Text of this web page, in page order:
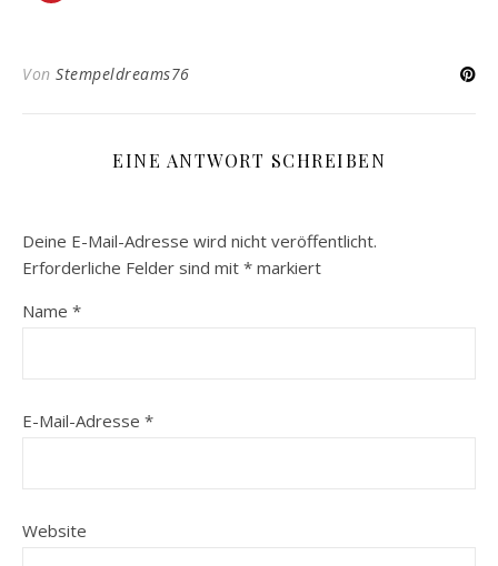
Von Stempeldreams76
EINE ANTWORT SCHREIBEN
Deine E-Mail-Adresse wird nicht veröffentlicht.
Erforderliche Felder sind mit * markiert
Name *
E-Mail-Adresse *
Website